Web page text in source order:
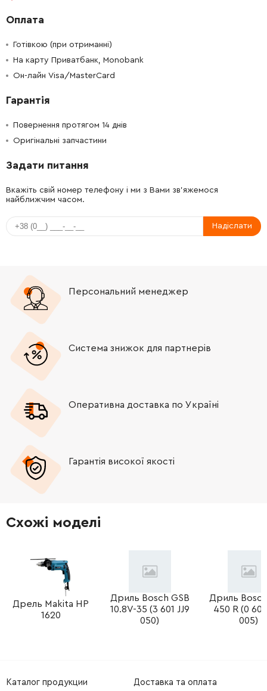
1608571079
2603490022 26.88 Грн
Оплата
Готівкою (при отриманні)
На карту Приватбанк, Monobank
Он-лайн Visa/MasterCard
Гарантія
Повернення протягом 14 днів
Оригінальні запчастини
Задати питання
Вкажіть свій номер телефону і ми з Вами зв'яжемося
найближчим часом.
Надіслати
Персональний менеджер
Система знижок для партнерів
Оперативна доставка по Україні
Гарантія високої якості
Схожі моделі
Дрель Makita HP
1620
Дриль Bosch GSB
10.8V-35 (3 601 JJ9
050)
Дриль
450 R (0
005)
Каталог продукции Доставка та оплата